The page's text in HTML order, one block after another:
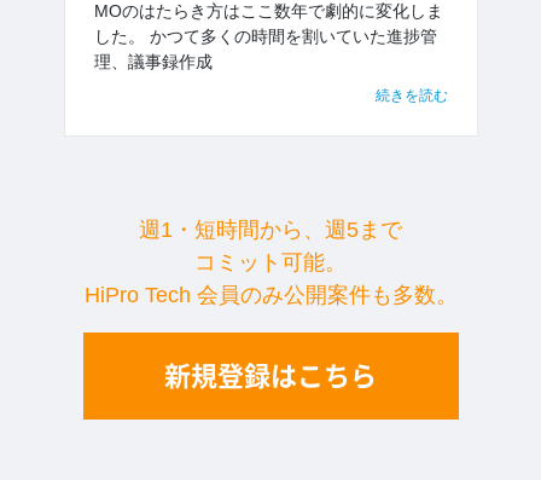
MOのはたらき方はここ数年で劇的に変化しま
した。 かつて多くの時間を割いていた進捗管
理、議事録作成
続きを読む
週1・短時間から、週5まで
コミット可能。
HiPro Tech 会員のみ公開案件も多数。
新規登録はこちら